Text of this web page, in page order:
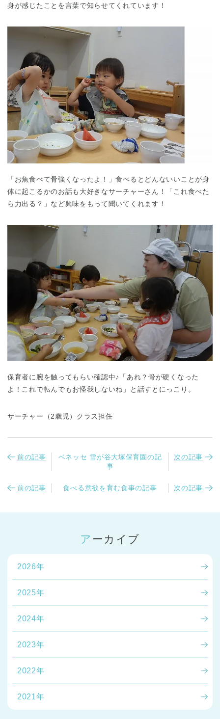
千葉県 千葉県 全域
埼玉県 埼玉県 全域
兵庫県 兵庫県 全域
身が感じたことを言葉で知らせてくれています！
「お魚食べて骨強くなったよ！」食べるとどんないいことが身
体に起こるかのお話も大好きなサーチャーさん！「これ食べた
ら力出る？」など興味をもって聞いてくれます！
保育者に腕を触ってもらい確認中♪「あれ？骨が硬くなった
よ！これで転んでもお怪我しないね」と話すとにっこり。
サーチャー（2歳児）クラス担任
前の記事
ベネッセ 雪が谷大塚保育園の記
事
次の記事
前の記事 食べる意欲を育む食事の記事 次の記事
アーカイブ
2026年
2025年
2024年
2023年
2022年
2021年